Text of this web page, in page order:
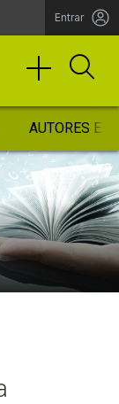
Entrar
AUTORES